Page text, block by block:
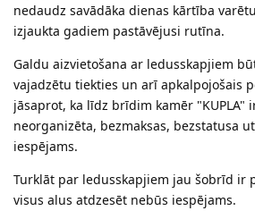
nedaudz savādāka dienas kārtība
izjaukta gadiem pastāvējusi rutīna.
Galdu aizvietošana ar ledusskapjiem
vajadzētu tiekties un arī apkalpojošais
jāsaprot, ka līdz brīdim kamēr
neorganizēta, bezmaksas, bezstatusa
iespējams.
Turklāt par ledusskapjiem jau šobrīd ir
visus alus atdzesēt nebūs iespējams.